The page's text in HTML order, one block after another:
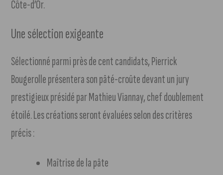
Côte-d’Or.
Une sélection exigeante
Sélectionné parmi près de cent candidats, Pierrick
Bougerolle présentera son pâté-croûte devant un jury
prestigieux présidé par Mathieu Viannay, chef doublement
étoilé. Les créations seront évaluées selon des critères
précis :
Maîtrise de la pâte